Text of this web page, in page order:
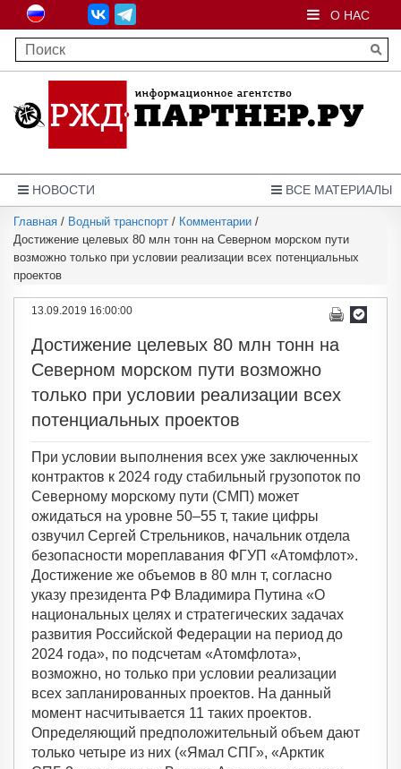
О НАС
ВСЕ МАТЕРИАЛЫ
НОВОСТИ
Главная / Водный транспорт / Комментарии /
Достижение целевых 80 млн тонн на Северном морском пути
возможно только при условии реализации всех потенциальных
проектов
13.09.2019 16:00:00
Достижение целевых 80 млн тонн на
Северном морском пути возможно
только при условии реализации всех
потенциальных проектов
При условии выполнения всех уже заключенных
контрактов к 2024 году стабильный грузопоток по
Северному морскому пути (СМП) может
ожидаться на уровне 50–55 т, такие цифры
озвучил Сергей Стрельников, начальник отдела
безопасности мореплавания ФГУП «Атомфлот».
Достижение же объемов в 80 млн т, согласно
указу президента РФ Владимира Путина «О
национальных целях и стратегических задачах
развития Российской Федерации на период до
2024 года», по подсчетам «Атомфлота»,
возможно, но только при условии реализации
всех запланированных проектов. На данный
момент насчитывается 11 таких проектов.
Определяющий предположительный объем дают
только четыре из них («Ямал СПГ», «Арктик